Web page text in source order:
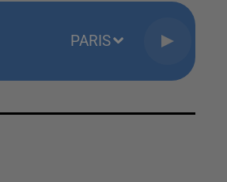
PARIS